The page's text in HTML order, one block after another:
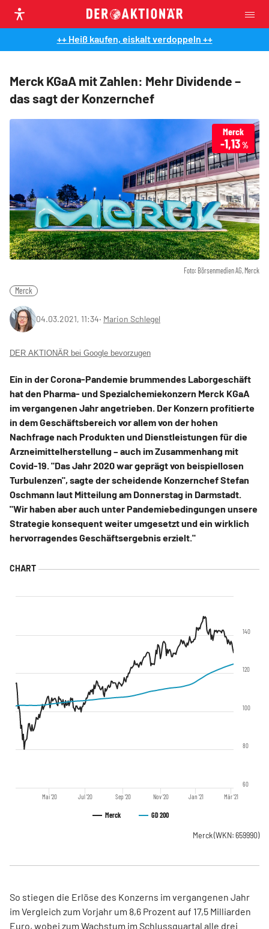
++ Heiß kaufen, eiskalt verdoppeln ++
Merck KGaA mit Zahlen: Mehr Dividende –
das sagt der Konzernchef
Foto: Börsenmedien AG, Merck
Merck
-1,13%
Merck
04.03.2021, 11:34‧ Marion Schlegel
DER AKTIONÄR bei Google bevorzugen
Ein in der Corona-Pandemie brummendes Laborgeschäft
hat den Pharma- und Spezialchemiekonzern Merck KGaA
im vergangenen Jahr angetrieben. Der Konzern profitierte
in dem Geschäftsbereich vor allem von der hohen
Nachfrage nach Produkten und Dienstleistungen für die
Arzneimittelherstellung – auch im Zusammenhang mit
Covid-19. "Das Jahr 2020 war geprägt von beispiellosen
Turbulenzen", sagte der scheidende Konzernchef Stefan
Oschmann laut Mitteilung am Donnerstag in Darmstadt.
"Wir haben aber auch unter Pandemiebedingungen unsere
Strategie konsequent weiter umgesetzt und ein wirklich
hervorragendes Geschäftsergebnis erzielt."
Merck GD 200
Mai '20 Jul '20 Sep '20 Nov '20 Jan '21 Mär '21
60
80
100
120
140
Merck(WKN: 659990)
So stiegen die Erlöse des Konzerns im vergangenen Jahr
im Vergleich zum Vorjahr um 8,6 Prozent auf 17,5 Milliarden
Euro, wobei zum Wachstum im Schlussquartal alle drei